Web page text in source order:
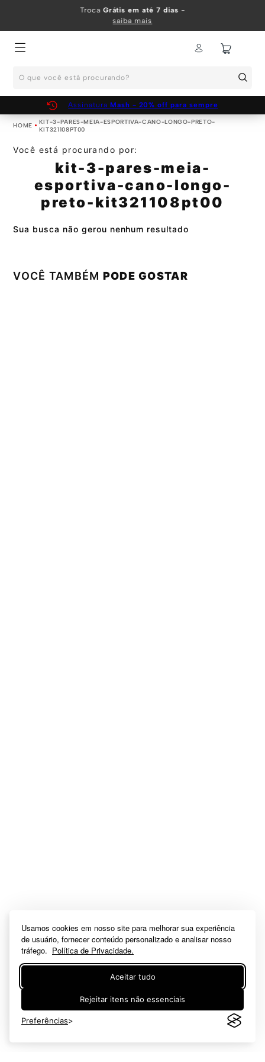
Usamos cookies em nosso site para melhorar sua experiência
de usuário, fornecer conteúdo personalizado e analisar nosso
tráfego. Política de Privacidade.
Aceitar tudo
Rejeitar itens não essenciais
Preferências
Troca Grátis em até 7 dias -
saiba mais
Assinatura Mash - 20% off para sempre
KIT-3-PARES-MEIA-ESPORTIVA-CANO-LONGO-PRETO-
KIT321108PT00
Você está procurando por:
kit-3-pares-meia-
esportiva-cano-longo-
preto-kit321108pt00
Sua busca não gerou nenhum resultado
VOCÊ TAMBÉM PODE GOSTAR